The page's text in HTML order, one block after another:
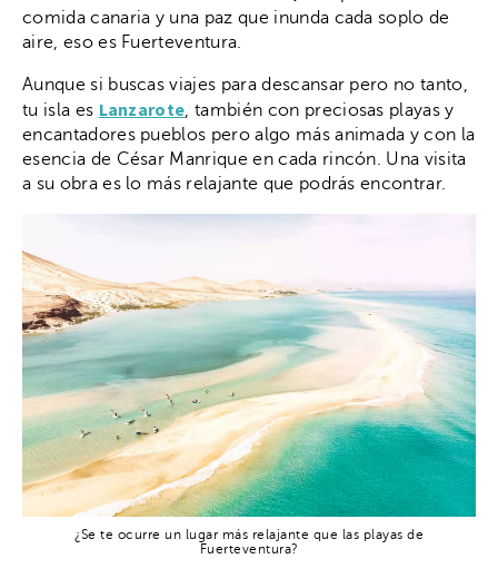
comida canaria y una paz que inunda cada soplo de
aire, eso es Fuerteventura.
Aunque si buscas viajes para descansar pero no tanto,
tu isla es Lanzarote, también con preciosas playas y
encantadores pueblos pero algo más animada y con la
esencia de César Manrique en cada rincón. Una visita
a su obra es lo más relajante que podrás encontrar.
¿Se te ocurre un lugar más relajante que las playas de
Fuerteventura?